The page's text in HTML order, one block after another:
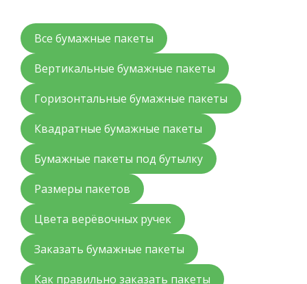
Все бумажные пакеты
Вертикальные бумажные пакеты
Горизонтальные бумажные пакеты
Квадратные бумажные пакеты
Бумажные пакеты под бутылку
Размеры пакетов
Цвета верёвочных ручек
Заказать бумажные пакеты
Как правильно заказать пакеты